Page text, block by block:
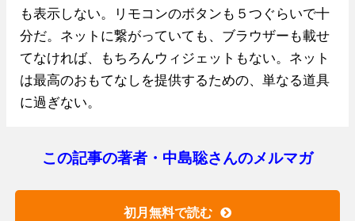
も表示しない。リモコンのボタンも５つぐらいで十
分だ。ネットに繋がっていても、ブラウザーも載せ
てなければ、もちろんウィジェットもない。ネット
は最高のおもてなしを提供するための、単なる道具
に過ぎない。
この記事の著者・中島聡さんのメルマガ
初月無料で読む